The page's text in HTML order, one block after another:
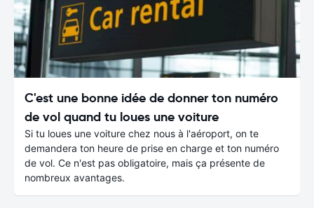
C'est une bonne idée de donner ton numéro
de vol quand tu loues une voiture
Si tu loues une voiture chez nous à l'aéroport, on te
demandera ton heure de prise en charge et ton numéro
de vol. Ce n'est pas obligatoire, mais ça présente de
nombreux avantages.